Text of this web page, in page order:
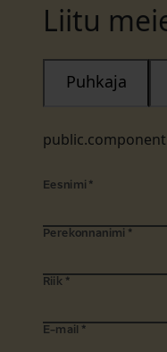
Liitu
Puhkaja
Eesnimi *
Perekonnanimi *
Riik *
E-mail *